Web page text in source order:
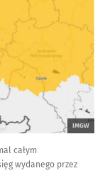
IMGW
całym
wydanego przez